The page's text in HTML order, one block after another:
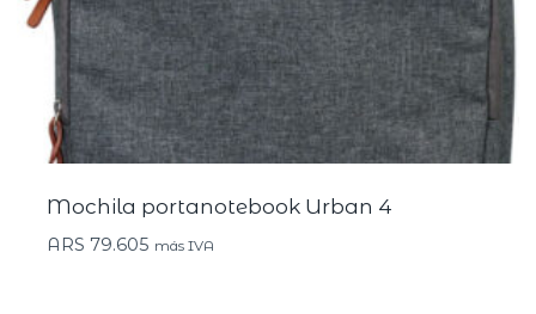
Mochila portanotebook Urban 4
ARS 79.605 más IVA